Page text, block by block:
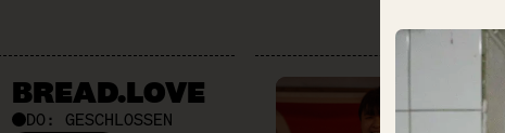
BREAD.LOVE
DO: GESCHLOSSEN